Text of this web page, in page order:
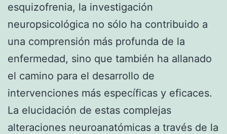
esquizofrenia, la investigación
neuropsicológica no sólo ha contribuido a
una comprensión más profunda de la
enfermedad, sino que también ha allanado
el camino para el desarrollo de
intervenciones más específicas y eficaces.
La elucidación de estas complejas
alteraciones neuroanatómicas a través de la